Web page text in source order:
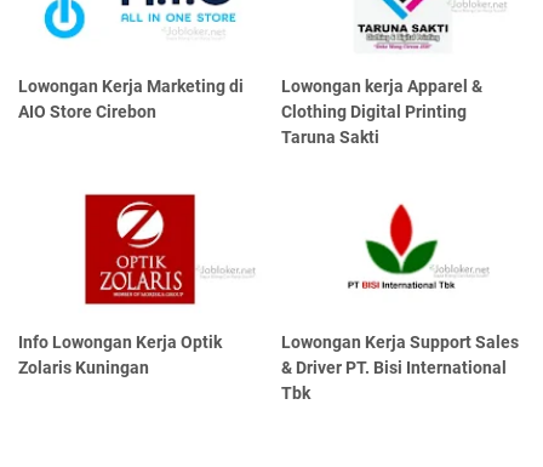
Lowongan Kerja Marketing di
AIO Store Cirebon
Lowongan kerja Apparel &
Clothing Digital Printing
Taruna Sakti
Info Lowongan Kerja Optik
Zolaris Kuningan
Lowongan Kerja Support Sales
& Driver PT. Bisi International
Tbk